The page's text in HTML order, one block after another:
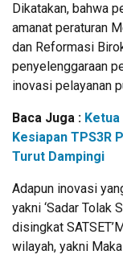
Dikatakan, bahwa
amanat peraturan
dan Reformasi
penyelenggaraan
inovasi pelayanan
Baca Juga :
Kesiapan TPS3R
Turut Dampingi
Adapun inovasi
yakni ‘Sadar Tolak
disingkat
wilayah, yakni